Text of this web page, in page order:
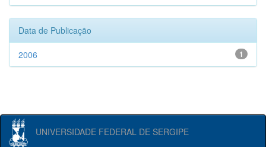
Data de Publicação
1
2006
UNIVERSIDADE FEDERAL DE SERGIPE